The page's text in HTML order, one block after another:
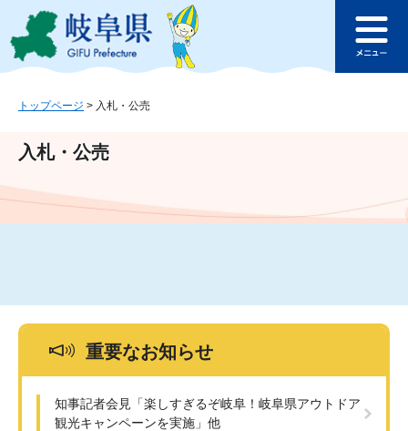
ジ
ュ
文
このページの本文へ
ュ
トップページ > 入札・公売
入札・公売
重要なお知らせ
知事記者会見「楽しすぎるぞ岐阜！岐阜県アウトドア
観光キャンペーンを実施」他